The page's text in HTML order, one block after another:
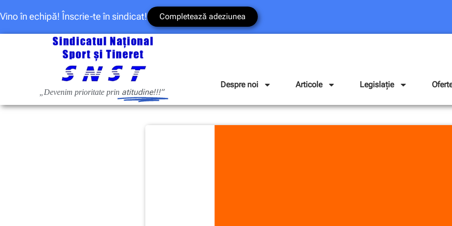
Vino în echipă! Înscrie-te în sindicat! Completează adeziunea
„Devenim prioritate prin atitudine!!!”
Despre noi Articole Legislație